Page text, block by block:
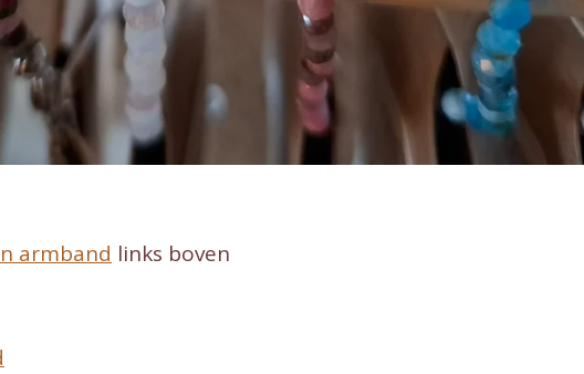
armband links boven